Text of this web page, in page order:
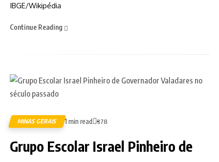
IBGE/Wikipédia
Continue Reading
MINAS GERAIS 1 min read 378
Grupo Escolar Israel Pinheiro de